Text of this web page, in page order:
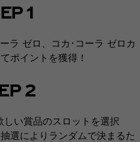
1
ラ ゼロ、コカ･コーラ ゼロカ
ポイントを獲得！
2
い賞品のスロットを選択
選によりランダムで決まるた